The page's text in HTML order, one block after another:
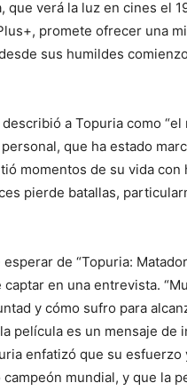
que verá la luz en cines el
promete ofrecer una
sus humildes
a Topuria como “el
que ha estado
momentos de su vida con
pierde batallas,
de “Topuria:
en una entrevista.
y cómo sufro para
película es un mensaje de
enfatizó que su esfuerzo
mundial, y que la